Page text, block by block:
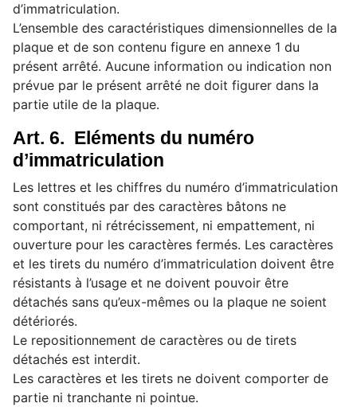
d’immatriculation.
L’ensemble des caractéristiques dimensionnelles de la
plaque et de son contenu figure en annexe 1 du
présent arrêté. Aucune information ou indication non
prévue par le présent arrêté ne doit figurer dans la
partie utile de la plaque.
Art. 6. Eléments du numéro
d’immatriculation
Les lettres et les chiffres du numéro d’immatriculation
sont constitués par des caractères bâtons ne
comportant, ni rétrécissement, ni empattement, ni
ouverture pour les caractères fermés. Les caractères
et les tirets du numéro d’immatriculation doivent être
résistants à l’usage et ne doivent pouvoir être
détachés sans qu’eux-mêmes ou la plaque ne soient
détériorés.
Le repositionnement de caractères ou de tirets
détachés est interdit.
Les caractères et les tirets ne doivent comporter de
partie ni tranchante ni pointue.